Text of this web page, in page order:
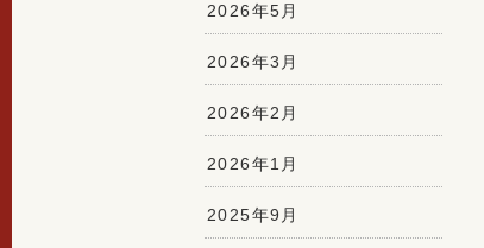
2026年5月
2026年3月
2026年2月
2026年1月
2025年9月